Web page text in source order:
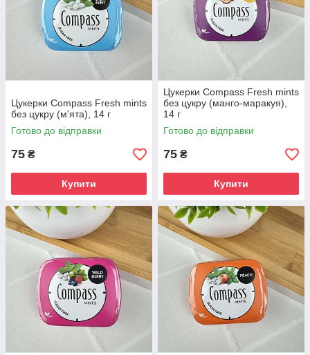
Цукерки Compass Fresh mints
без цукру (м'ята), 14 г
Готово до відправки
75 ₴
Купити
Цукерки Compass Fresh mints
без цукру (манго-маракуя),
14 г
Готово до відправки
75 ₴
Купити